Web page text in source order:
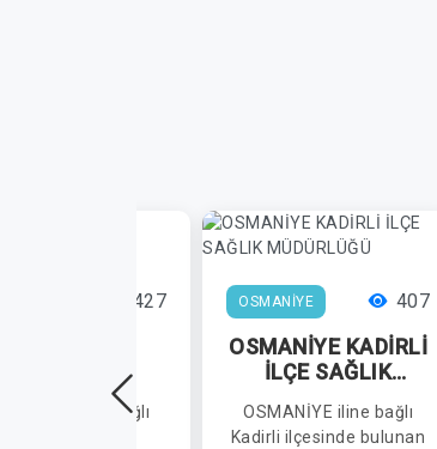
427
MÜDÜRLÜĞÜ
iline bağlı
OSMANİYE 407
OSMANİYE KADİRLİ
İLÇE SAĞLIK
OSMANİYE iline bağlı
Kadirli ilçesinde bulunan